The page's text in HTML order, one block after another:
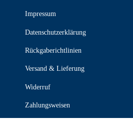
Impressum
Datenschutzerklärung
Rückgaberichtlinien
Versand & Lieferung
Widerruf
Zahlungsweisen